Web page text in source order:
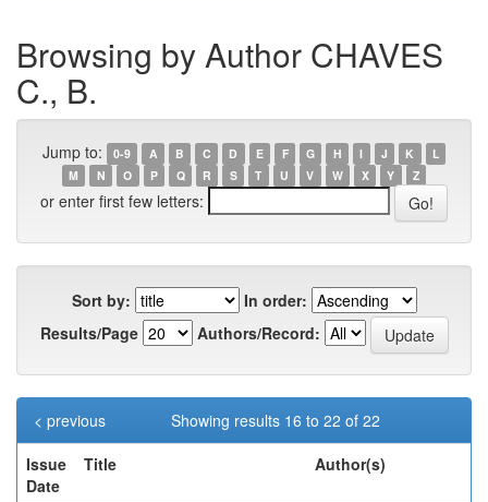
Browsing by Author CHAVES
C., B.
Jump to: 0-9 A B C D E F G H I J K
L
M
N O P Q R S T U V W X Y Z
or enter first few letters:
Sort by:
In order:
Results/Page
Authors/Record:
Showing results 16 to 22 of 22
< previous
Issue
Date
Title Author(s)